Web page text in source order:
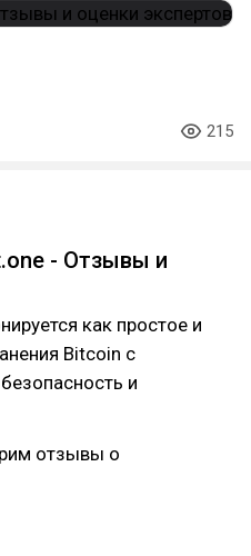
215
- Отзывы и
как простое и
Bitcoin с
и
отзывы о